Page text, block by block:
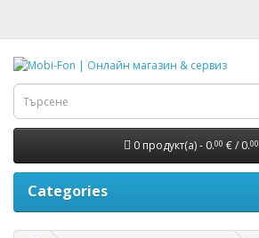
0 продукт(а) - 0.00 € / 0.00
Categories